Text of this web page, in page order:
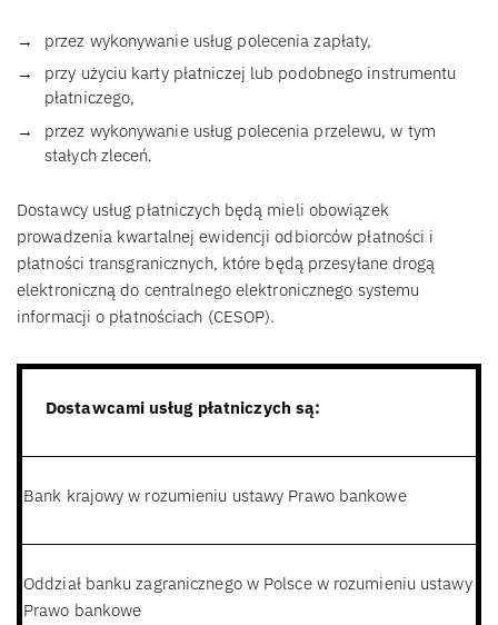
przez wykonywanie usług polecenia zapłaty,
przy użyciu karty płatniczej lub podobnego instrumentu
płatniczego,
przez wykonywanie usług polecenia przelewu, w tym
stałych zleceń.
Dostawcy usług płatniczych będą mieli obowiązek
prowadzenia kwartalnej ewidencji odbiorców płatności i
płatności transgranicznych, które będą przesyłane drogą
elektroniczną do centralnego elektronicznego systemu
informacji o płatnościach (CESOP).
Dostawcami usług płatniczych są:
Bank krajowy w rozumieniu ustawy Prawo bankowe
Oddział banku zagranicznego w Polsce w rozumieniu ustawy
Prawo bankowe